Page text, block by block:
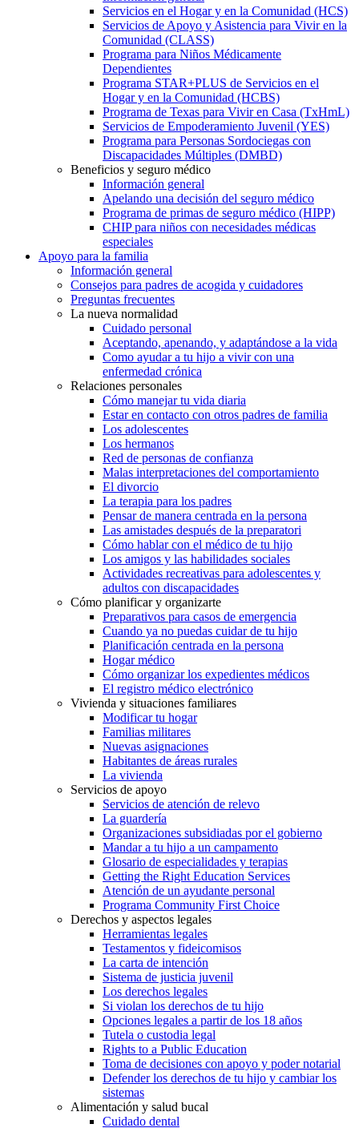
Servicios en el Hogar y en la Comunidad (HCS)
Servicios de Apoyo y Asistencia para Vivir en la
Comunidad (CLASS)
Programa para Niños Médicamente
Dependientes
Programa STAR+PLUS de Servicios en el
Hogar y en la Comunidad (HCBS)
Programa de Texas para Vivir en Casa (TxHmL)
Servicios de Empoderamiento Juvenil (YES)
Programa para Personas Sordociegas con
Discapacidades Múltiples (DMBD)
Beneficios y seguro médico
Información general
Apelando una decisión del seguro médico
Programa de primas de seguro médico (HIPP)
CHIP para niños con necesidades médicas
especiales
Apoyo para la familia
Información general
Consejos para padres de acogida y cuidadores
Preguntas frecuentes
La nueva normalidad
Cuidado personal
Aceptando, apenando, y adaptándose a la vida
Como ayudar a tu hijo a vivir con una
enfermedad crónica
Relaciones personales
Cómo manejar tu vida diaria
Estar en contacto con otros padres de familia
Los adolescentes
Los hermanos
Red de personas de confianza
Malas interpretaciones del comportamiento
El divorcio
La terapia para los padres
Pensar de manera centrada en la persona
Las amistades después de la preparatori
Cómo hablar con el médico de tu hijo
Los amigos y las habilidades sociales
Actividades recreativas para adolescentes y
adultos con discapacidades
Cómo planificar y organizarte
Preparativos para casos de emergencia
Cuando ya no puedas cuidar de tu hijo
Planificación centrada en la persona
Hogar médico
Cómo organizar los expedientes médicos
El registro médico electrónico
Vivienda y situaciones familiares
Modificar tu hogar
Familias militares
Nuevas asignaciones
Habitantes de áreas rurales
La vivienda
Servicios de apoyo
Servicios de atención de relevo
La guardería
Organizaciones subsidiadas por el gobierno
Mandar a tu hijo a un campamento
Glosario de especialidades y terapias
Getting the Right Education Services
Atención de un ayudante personal
Programa Community First Choice
Derechos y aspectos legales
Herramientas legales
Testamentos y fideicomisos
La carta de intención
Sistema de justicia juvenil
Los derechos legales
Si violan los derechos de tu hijo
Opciones legales a partir de los 18 años
Tutela o custodia legal
Rights to a Public Education
Toma de decisiones con apoyo y poder notarial
Defender los derechos de tu hijo y cambiar los
sistemas
Alimentación y salud bucal
Cuidado dental